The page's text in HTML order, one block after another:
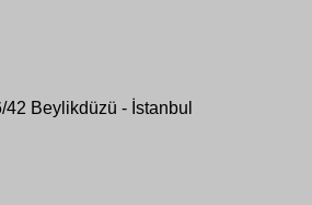
Beylikdüzü - İstanbul